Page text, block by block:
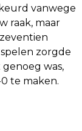
vanwege
raak, maar
zorgde
was,
te maken.